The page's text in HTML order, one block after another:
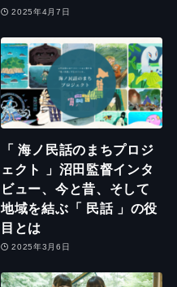
2025年4月7日
「 海ノ民話のまちプロジ
ェクト 」沼田監督インタ
ビュー、今と昔、そして
地域を結ぶ「 民話 」の役
目とは
2025年3月6日